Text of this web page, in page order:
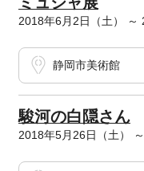
2018年6月2日（土） ～
静岡市美術館
駿河の白隠さん
2018年5月26日（土）